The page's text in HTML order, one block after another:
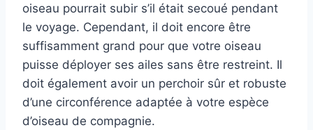
oiseau pourrait subir s’il était secoué pendant
le voyage. Cependant, il doit encore être
suffisamment grand pour que votre oiseau
puisse déployer ses ailes sans être restreint. Il
doit également avoir un perchoir sûr et robuste
d’une circonférence adaptée à votre espèce
d’oiseau de compagnie.